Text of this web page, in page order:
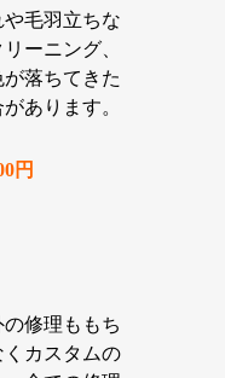
毛羽立ちな
ーニング、
落ちてきた
あります。
円
修理ももち
カスタムの